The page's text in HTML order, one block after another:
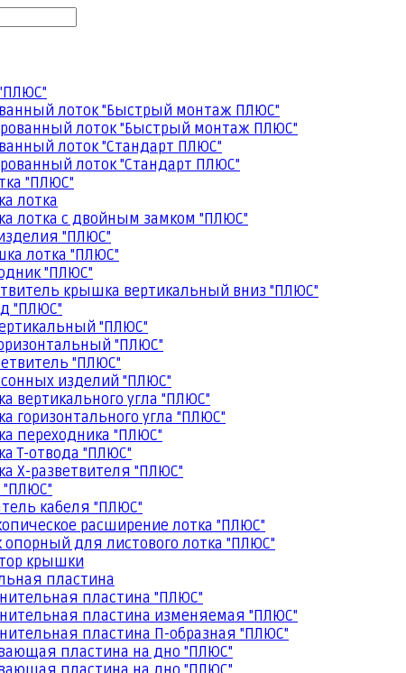
лоток "Быстрый монтаж ПЛЮС"
лоток "Быстрый монтаж ПЛЮС"
лоток "Стандарт ПЛЮС"
лоток "Стандарт ПЛЮС"
"ПЛЮС"
лотка
лотка с двойным замком "ПЛЮС"
"ПЛЮС"
лотка "ПЛЮС"
"ПЛЮС"
крышка вертикальный вниз "ПЛЮС"
"ПЛЮС"
"ПЛЮС"
"ПЛЮС"
"ПЛЮС"
изделий "ПЛЮС"
вертикального угла "ПЛЮС"
горизонтального угла "ПЛЮС"
переходника "ПЛЮС"
Т-отвода "ПЛЮС"
Х-разветвителя "ПЛЮС"
"ПЛЮС"
кабеля "ПЛЮС"
расширение лотка "ПЛЮС"
опорный для листового лотка "ПЛЮС"
крышки
пластина
пластина "ПЛЮС"
пластина изменяемая "ПЛЮС"
пластина П-образная "ПЛЮС"
пластина на дно "ПЛЮС"